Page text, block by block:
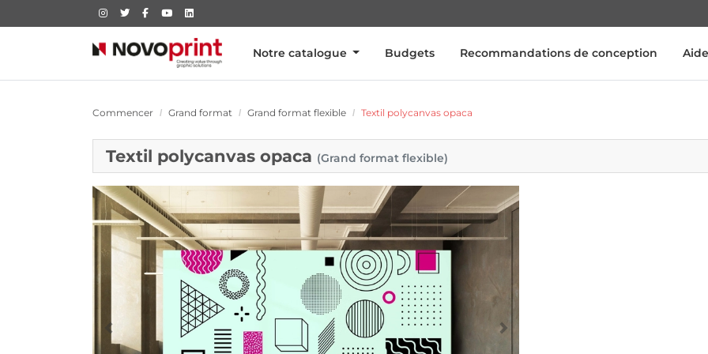
Notre catalogue Budgets Recommandations de conception Aide
Commencer Grand format Grand format flexible Textil polycanvas opaca
Textil polycanvas opaca (Grand format flexible)